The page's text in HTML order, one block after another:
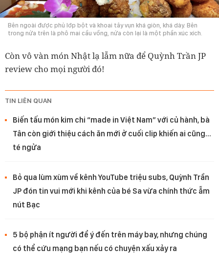
Bên ngoài được phủ lớp bột và khoai tây vụn khá giòn, khá dày. Bên
trong nửa trên là phô mai cầu vồng, nửa còn lại là một phần xúc xích.
Còn vô vàn món Nhật lạ lẫm nữa để Quỳnh Trần JP
review cho mọi người đó!
TIN LIÊN QUAN
Biến tấu món kim chi “made in Việt Nam” với củ hành, bà
Tân còn giới thiệu cách ăn mới ở cuối clip khiến ai cũng…
té ngửa
Bỏ qua lùm xùm về kênh YouTube triệu subs, Quỳnh Trần
JP đón tin vui mới khi kênh của bé Sa vừa chính thức ẵm
nút Bạc
5 bộ phận ít người để ý đến trên máy bay, nhưng chúng
có thể cứu mạng bạn nếu có chuyện xấu xảy ra